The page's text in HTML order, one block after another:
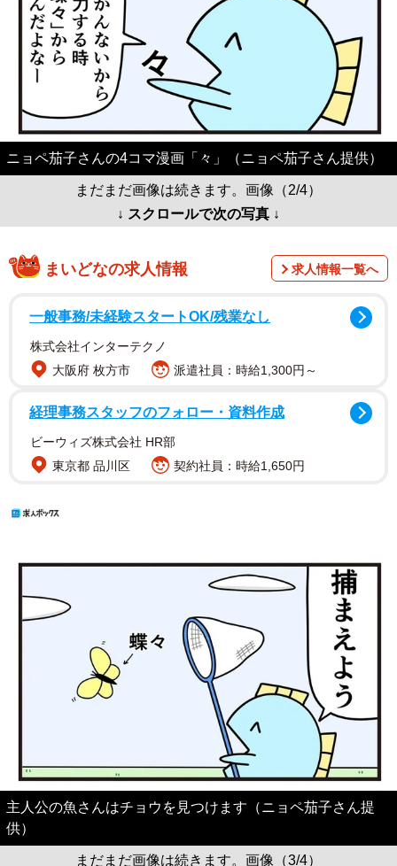
ニョペ茄子さんの4コマ漫画「々」（ニョペ茄子さん提供）
まだまだ画像は続きます。画像（2/4）
↓ スクロールで次の写真 ↓
まいどなの求人情報 求人情報一覧へ
一般事務/未経験スタートOK/残業なし
株式会社インターテクノ
大阪府 枚方市
派遣社員：時給1,300円～
経理事務スタッフのフォロー・資料作成
ビーウィズ株式会社 HR部
東京都 品川区
契約社員：時給1,650円
主人公の魚さんはチョウを見つけます（ニョペ茄子さん提
供）
まだまだ画像は続きます。画像（3/4）